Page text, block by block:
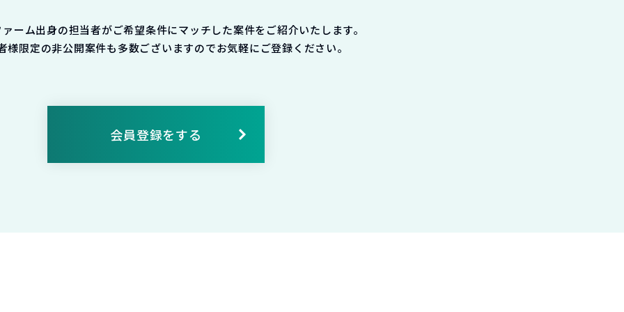
ーム出身の担当者がご希望条件にマッチした案件をご紹介いたします。
様限定の非公開案件も多数ございますのでお気軽にご登録ください。
会員登録をする